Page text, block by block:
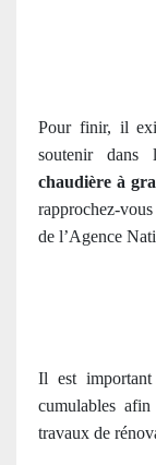
Pour finir, il
soutenir dans
chaudière à
rapprochez-
de l’Agence
Il est
cumulables
travaux de